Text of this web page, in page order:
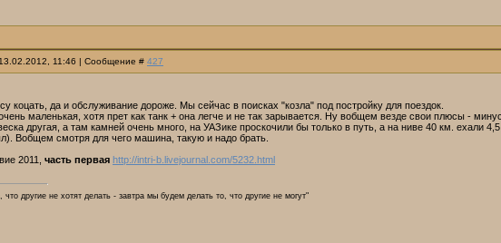
11:46 | Сообщение # 427
коцать, да и обслуживание дороже. Мы сейчас в поисках "козла" под постройку для поездок.
маленькая, хотя прет как танк + она легче и не так зарывается. Ну вобщем везде свои плюсы -
другая, а там камней очень много, на УАЗике проскочили бы только в путь, а на ниве 40 км. ехали
Вобщем смотря для чего машина, такую и надо брать.
2011, часть первая http://intri-b.livejournal.com/5232.html
другие не хотят делать - завтра мы будем делать то, что другие не могут"